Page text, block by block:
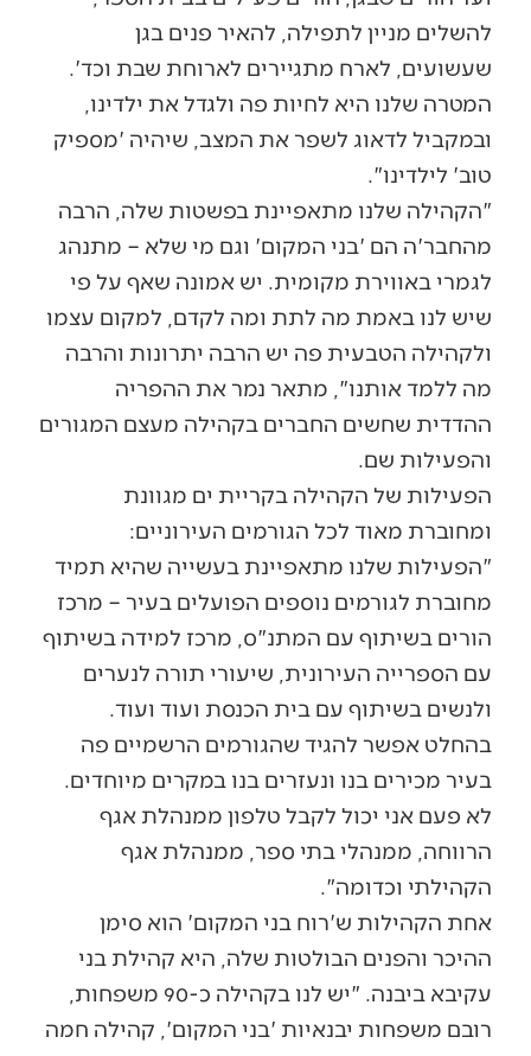
להשלים מניין לתפילה, להאיר פנים בגן
שעשועים, לארח מתגיירים לארוחת שבת וכד'.
המטרה שלנו היא לחיות פה ולגדל את ילדינו,
ובמקביל לדאוג לשפר את המצב, שיהיה 'מספיק
טוב' לילדינו".
"הקהילה שלנו מתאפיינת בפשטות שלה, הרבה
מהחבר'ה הם 'בני המקום' וגם מי שלא – מתנהג
לגמרי באווירת מקומית. יש אמונה שאף על פי
שיש לנו באמת מה לתת ומה לקדם, למקום עצמו
ולקהילה הטבעית פה יש הרבה יתרונות והרבה
מה ללמד אותנו", מתאר נמר את ההפריה
ההדדית שחשים החברים בקהילה מעצם המגורים
והפעילות שם.
הפעילות של הקהילה בקריית ים מגוונת
ומחוברת מאוד לכל הגורמים העירוניים:
"הפעילות שלנו מתאפיינת בעשייה שהיא תמיד
מחוברת לגורמים נוספים הפועלים בעיר – מרכז
הורים בשיתוף עם המתנ"ס, מרכז למידה בשיתוף
עם הספרייה העירונית, שיעורי תורה לנערים
ולנשים בשיתוף עם בית הכנסת ועוד ועוד.
בהחלט אפשר להגיד שהגורמים הרשמיים פה
בעיר מכירים בנו ונעזרים בנו במקרים מיוחדים.
לא פעם אני יכול לקבל טלפון ממנהלת אגף
הרווחה, ממנהלי בתי ספר, ממנהלת אגף
הקהילתי וכדומה".
אחת הקהילות ש'רוח בני המקום' הוא סימן
ההיכר והפנים הבולטות שלה, היא קהילת בני
עקיבא ביבנה. "יש לנו בקהילה כ-90 משפחות,
רובם משפחות יבנאיות 'בני המקום', קהילה חמה